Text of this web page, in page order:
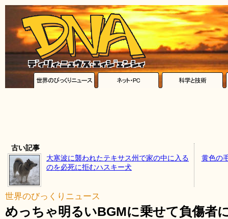
古い記事
大寒波に襲われたテキサス州で家の中に入る
のを必死に拒むハスキー犬
黄色の
世界のびっくりニュース
めっちゃ明るいBGMに乗せて負傷者